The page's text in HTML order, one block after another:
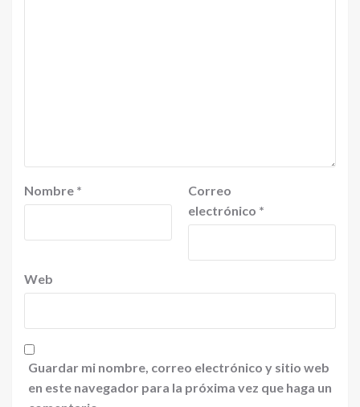
Nombre *
Correo
electrónico *
Web
Guardar mi nombre, correo electrónico y sitio web
en este navegador para la próxima vez que haga un